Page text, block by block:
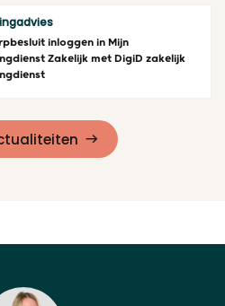
inloggen in Mijn
Zakelijk met DigiD zakelijk